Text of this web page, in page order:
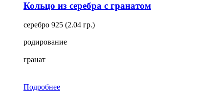
Кольцо из серебра с гранатом
серебро 925 (2.04 гр.)
родирование
гранат
Подробнее